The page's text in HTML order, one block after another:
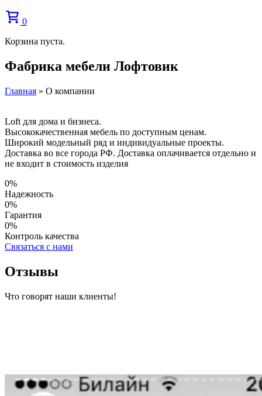
0
Корзина пуста.
Фабрика мебели Лофтовик
Главная » О компании
Loft для дома и бизнеса.
Высококачественная мебель по доступным ценам.
Широкий модельный ряд и индивидуальные проекты.
Доставка во все города РФ. Доставка оплачивается отдельно и
не входит в стоимость изделия
0%
Надежность
0%
Гарантия
0%
Контроль качества
Cвязаться с нами
Отзывы
Что говорят наши клиенты!